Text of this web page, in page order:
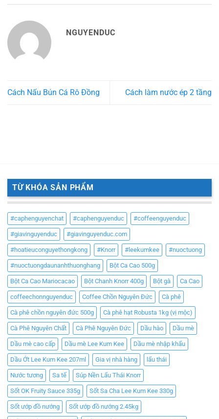
NGUYENDUC
Cách Nấu Bún Cá Rô Đồng Cách làm nước ép 2 tầng
TỪ KHÓA SẢN PHẨM
#caphenguyenchat #caphenguyenduc #coffeenguyenduc
#giavinguyenduc #giavinguyenduc.com
#hoatieuconguyethongkong #Knorr #leekumkee #nuoctuong
#nuoctuongdaunanhthuonghang Bột Ca Cao 500g
Bột Ca Cao Mariocacao Bột Chanh Knorr 400g Bột gà Ca Cao
coffeechonnguyenduc Coffee Chồn Nguyên Đức Cà phê
Cà phê chồn nguyên đức 500g Cà phê hạt Robusta 1kg (vị mộc)
Cà Phê Nguyên Chất Cà Phê Nguyên Đức Dầu hào Dầu mè
Dầu mè cao cấp Dầu mè Lee Kum Kee Dầu mè nhập khẩu
Dầu Ớt Lee Kum Kee 207ml Gia vị nhà hàng lẩu thái
Nước tương Sa tế Súp Nền Lẩu Thái Knorr
Sốt OK Fruity Sauce 335g Sốt Sa Cha Lee Kum Kee 330g
Sốt ướp đồ nướng Sốt ướp đồ nướng 2.45kg